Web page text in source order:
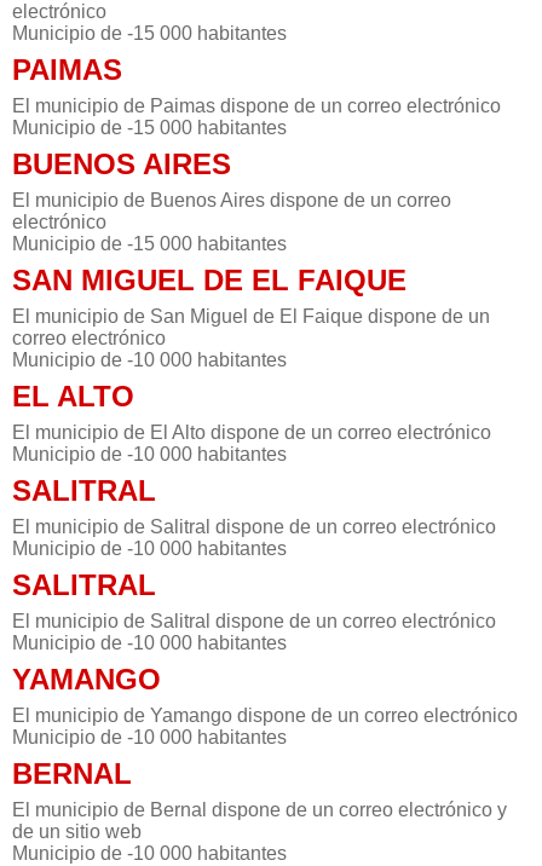
electrónico
Municipio de -15 000 habitantes
PAIMAS
El municipio de Paimas dispone de un correo electrónico
Municipio de -15 000 habitantes
BUENOS AIRES
El municipio de Buenos Aires dispone de un correo
electrónico
Municipio de -15 000 habitantes
SAN MIGUEL DE EL FAIQUE
El municipio de San Miguel de El Faique dispone de un
correo electrónico
Municipio de -10 000 habitantes
EL ALTO
El municipio de El Alto dispone de un correo electrónico
Municipio de -10 000 habitantes
SALITRAL
El municipio de Salitral dispone de un correo electrónico
Municipio de -10 000 habitantes
SALITRAL
El municipio de Salitral dispone de un correo electrónico
Municipio de -10 000 habitantes
YAMANGO
El municipio de Yamango dispone de un correo electrónico
Municipio de -10 000 habitantes
BERNAL
El municipio de Bernal dispone de un correo electrónico y
de un sitio web
Municipio de -10 000 habitantes